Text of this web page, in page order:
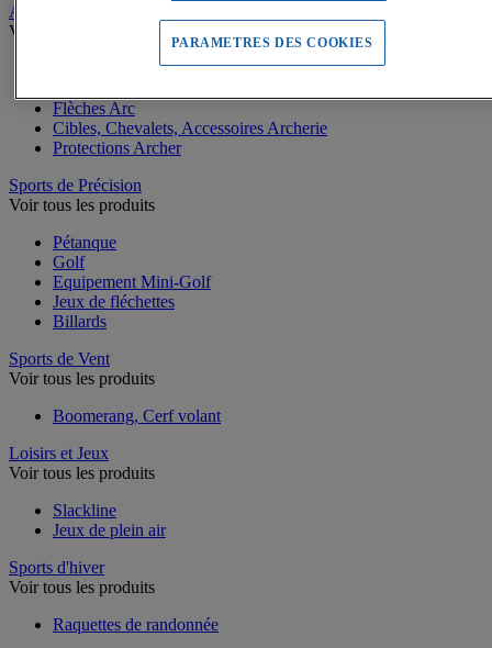
Archerie et Tir
Voir tous les produits
Flèches Arc
Cibles, Chevalets, Accessoires Archerie
Protections Archer
Sports de Précision
Voir tous les produits
Pétanque
Golf
Equipement Mini-Golf
Jeux de fléchettes
Billards
Sports de Vent
Voir tous les produits
Boomerang, Cerf volant
Loisirs et Jeux
Voir tous les produits
Slackline
Jeux de plein air
Sports d'hiver
Voir tous les produits
Raquettes de randonnée
PARAMETRES DES COOKIES